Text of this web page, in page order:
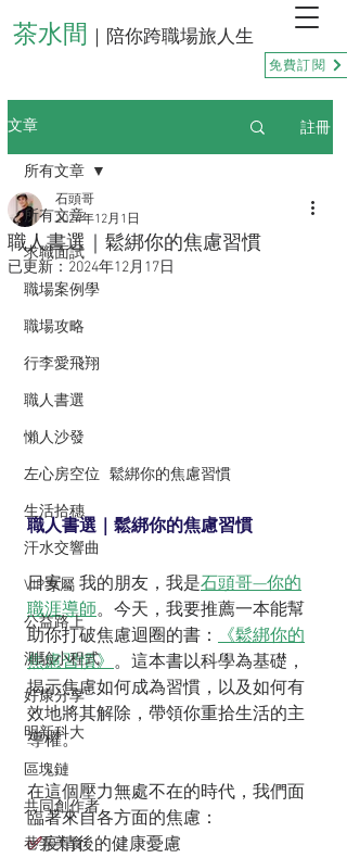
茶水間 ｜陪你跨職場旅人生
免費訂閱
文章 註冊
所有文章
求職面試
職場案例學
職場攻略
行李愛飛翔
職人書選
懶人沙發
左心房空位
生活拾穗
汗水交響曲
VIP專屬
公益路上
測驗小程式
好康分享
明新科大
區塊鏈
共同創作者
巷弄美食
所有文章
職人書選｜鬆綁你的焦慮習慣
石頭哥
2024年12月1日
已更新： 2024年12月17日
鬆綁你的焦慮習慣
職人書選｜鬆綁你的焦慮習慣
日安，我的朋友，我是石頭哥—你的
職涯導師。今天，我要推薦一本能幫
助你打破焦慮迴圈的書：
《鬆綁你的
焦慮習慣》 。這本書以科學為基礎，
揭示焦慮如何成為習慣，以及如何有
效地將其解除，帶領你重拾生活的主
導權。
在這個壓力無處不在的時代，我們面
臨著來自各方面的焦慮：
✅疫情後的健康憂慮